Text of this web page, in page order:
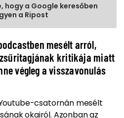
a Google keresőben
a Ripost
mesélt arról,
kritikája miatt
végleg a visszavonulás
csatornán mesélt
okairól. Azonban az